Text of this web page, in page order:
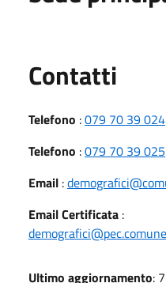
Contatti
Telefono :079 70 39 024
Telefono :079 70 39 025
Email :
Email Certificata :
Ultimo aggiornamento: